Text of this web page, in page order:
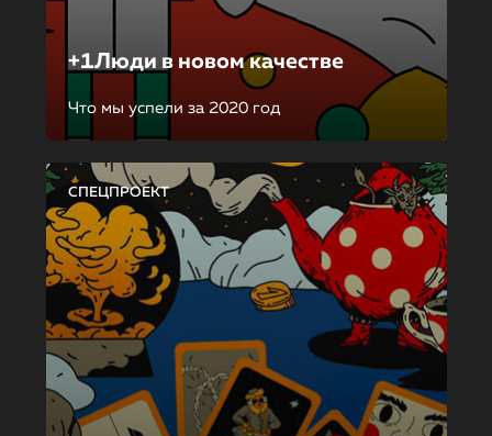
+1Люди в новом качестве
Что мы успели за 2020 год
СПЕЦПРОЕКТ